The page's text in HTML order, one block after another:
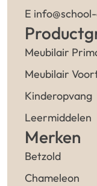
E
Meubilair
Meubilair
Kinderopvang
Leermiddelen
Merken
Betzold
Chameleon